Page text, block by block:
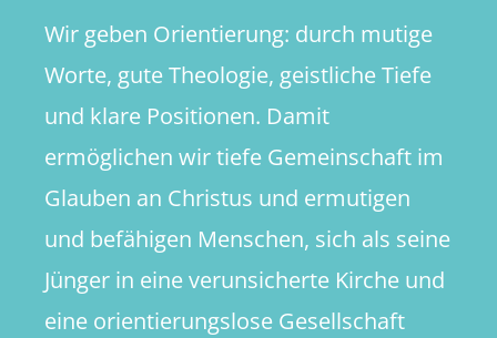
Wir geben Orientierung: durch mutige
Worte, gute Theologie, geistliche Tiefe
und klare Positionen. Damit
ermöglichen wir tiefe Gemeinschaft im
Glauben an Christus und ermutigen
und befähigen Menschen, sich als seine
Jünger in eine verunsicherte Kirche und
eine orientierungslose Gesellschaft